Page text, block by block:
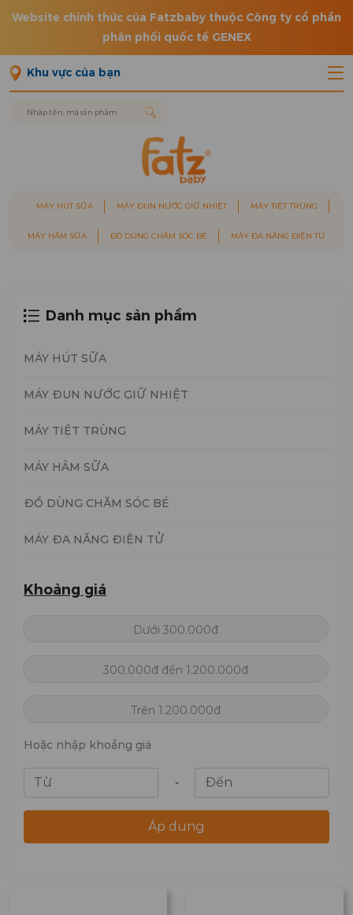
Website chính thức của Fatzbaby thuộc Công ty cổ phần
phân phối quốc tế GENEX
Khu vực của bạn
MÁY HÚT SỮA MÁY ĐUN NƯỚC GIỮ NHIỆT MÁY TIỆT TRÙNG
MÁY HÂM SỮA ĐỒ DÙNG CHĂM SÓC BÉ MÁY ĐA NĂNG ĐIỆN TỬ
Danh mục sản phẩm
MÁY HÚT SỮA
MÁY ĐUN NƯỚC GIỮ NHIỆT
MÁY TIỆT TRÙNG
MÁY HÂM SỮA
ĐỒ DÙNG CHĂM SÓC BÉ
MÁY ĐA NĂNG ĐIỆN TỬ
Khoảng giá
Dưới 300.000đ
300.000đ đến 1.200.000đ
Trên 1.200.000đ
Hoặc nhập khoảng giá
-
Áp dụng